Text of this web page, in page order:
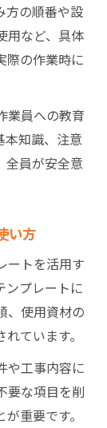
方の順番や設
用など、具体
際の作業時に
業員への教育
本知識、注意
全員が安全意
い方
ートを活用す
ンプレートに
、使用資材の
ています。
や工事内容に
要な項目を削
重要です。